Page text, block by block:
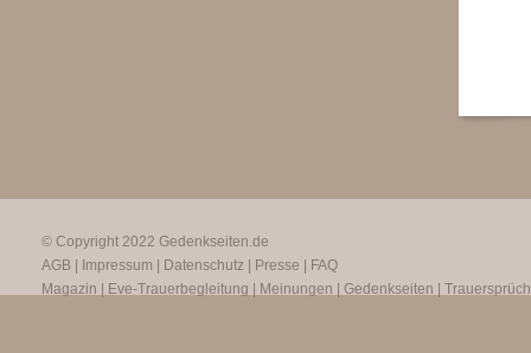
© Copyright 2022 Gedenkseiten.de
AGB
Impressum Datenschutz Presse
FAQ
Magazin
Eve-Trauerbegleitung Meinungen Gedenkseiten